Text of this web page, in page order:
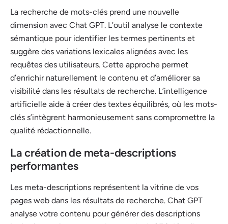
La recherche de mots-clés prend une nouvelle
dimension avec Chat GPT. L’outil analyse le contexte
sémantique pour identifier les termes pertinents et
suggère des variations lexicales alignées avec les
requêtes des utilisateurs. Cette approche permet
d’enrichir naturellement le contenu et d’améliorer sa
visibilité dans les résultats de recherche. L’intelligence
artificielle aide à créer des textes équilibrés, où les mots-
clés s’intègrent harmonieusement sans compromettre la
qualité rédactionnelle.
La création de meta-descriptions
performantes
Les meta-descriptions représentent la vitrine de vos
pages web dans les résultats de recherche. Chat GPT
analyse votre contenu pour générer des descriptions